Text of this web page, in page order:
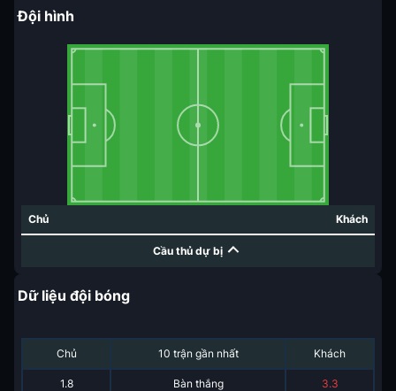
Đội hình
Chủ Khách
Cầu thủ dự bị
Dữ liệu đội bóng
Chủ 10 trận gần nhất Khách
1.8 Bàn thắng 3.3